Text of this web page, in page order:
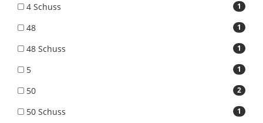
1
4 Schuss
1
48
1
48 Schuss
1
5
2
50
1
50 Schuss